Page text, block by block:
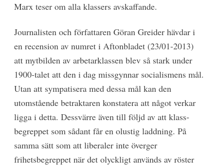
Marx teser om alla klassers avskaffande.
Journalisten och författaren Göran Greider hävdar i
en recension av numret i Aftonbladet (23/01-2013)
att mytbilden av arbetarklassen blev så stark under
1900-talet att den i dag missgynnar socialismens mål.
Utan att sympatisera med dessa mål kan den
utomstående betraktaren konstatera att något verkar
ligga i detta. Dessvärre även till följd av att klass­
begreppet som sådant får en olustig laddning. På
samma sätt som att liberaler inte överger
frihetsbegreppet när det olyckligt används av röster